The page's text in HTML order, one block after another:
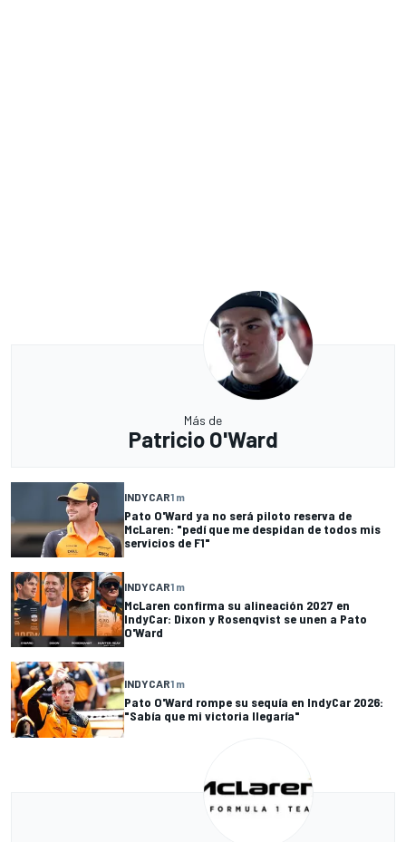
Más de
Patricio O'Ward
INDYCAR1 m
Pato O'Ward ya no será piloto reserva de
McLaren: "pedí que me despidan de todos mis
servicios de F1"
INDYCAR1 m
McLaren confirma su alineación 2027 en
IndyCar: Dixon y Rosenqvist se unen a Pato
O'Ward
INDYCAR1 m
Pato O'Ward rompe su sequía en IndyCar 2026:
"Sabía que mi victoria llegaría"